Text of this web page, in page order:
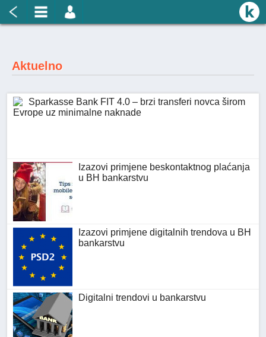
Aktuelno
Sparkasse Bank FIT 4.0 – brzi transferi novca širom
Evrope uz minimalne naknade
Izazovi primjene beskontaktnog plaćanja
u BH bankarstvu
Izazovi primjene digitalnih trendova u BH
bankarstvu
Digitalni trendovi u bankarstvu